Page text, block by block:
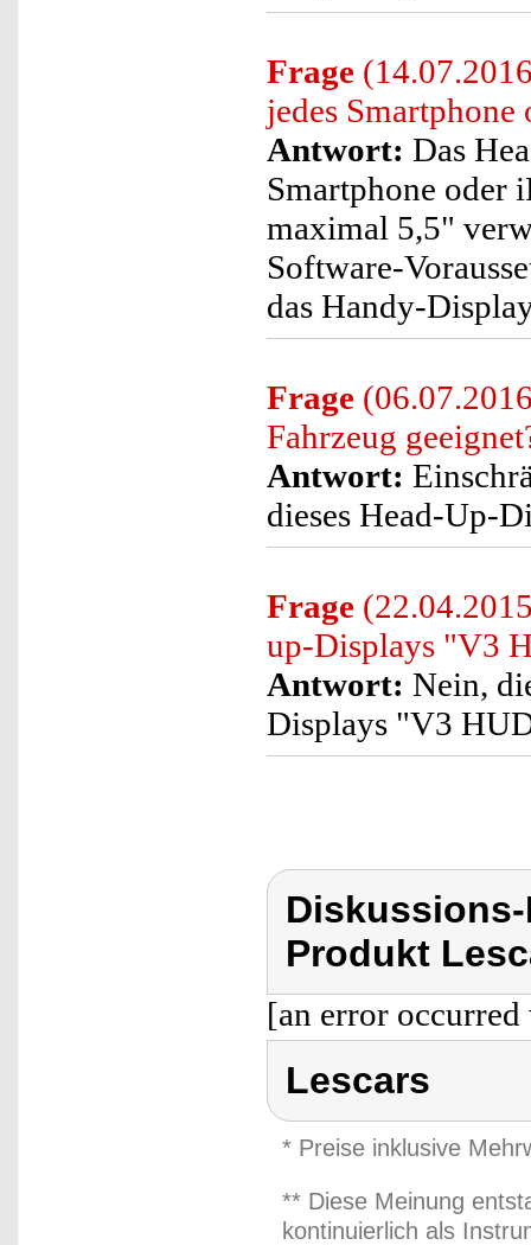
Frage
jedes Smartphone
Antwort: Das
Smartphone oder
maximal 5,5"
Software-
das Handy-
Frage
Fahrzeug
Antwort:
dieses Head-Up-
Frage
up-Displays "V3
Antwort: Nein,
Displays "V3
Produkt
[an error
Lescars
* Preise inklusive
** Diese Meinung
kontinuierlich als